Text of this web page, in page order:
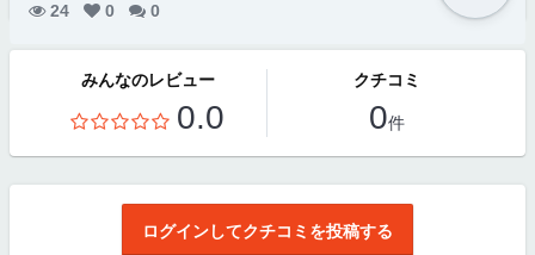
24 0 0
みんなのレビュー
0.0
クチコミ
0件
ログインしてクチコミを投稿する